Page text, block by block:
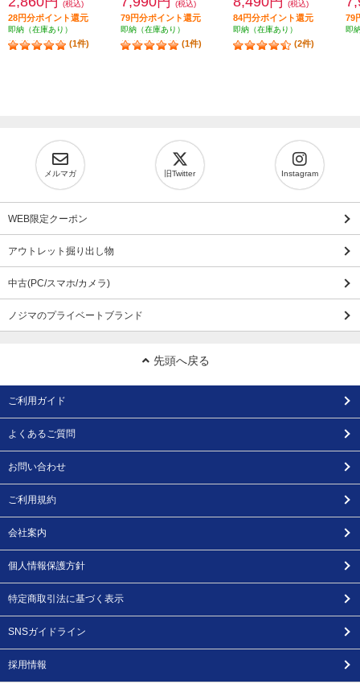
(税込)
28円分ポイント還元
即納（在庫あり）
(1件)
(税込)
79円分ポイント還元
即納（在庫あり）
(1件)
(税込)
84円分ポイント還元
即納（在庫あり）
(2件)
79
即
メルマガ 旧Twitter Instagram
WEB限定クーポン
アウトレット掘り出し物
中古(PC/スマホ/カメラ)
ノジマのプライベートブランド
先頭へ戻る
ご利用ガイド
よくあるご質問
お問い合わせ
ご利用規約
会社案内
個人情報保護方針
特定商取引法に基づく表示
SNSガイドライン
採用情報